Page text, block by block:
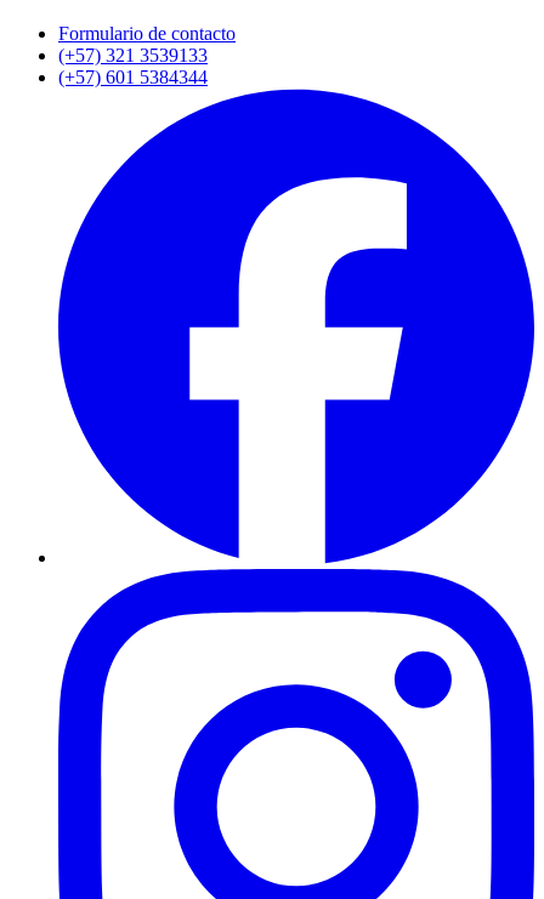
Formulario de contacto
(+57) 321 3539133
(+57) 601 5384344